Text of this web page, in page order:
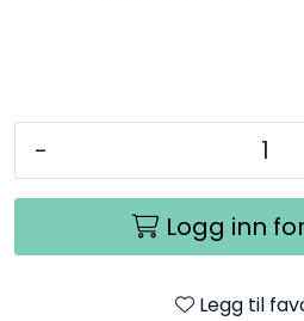
-
Logg inn
Legg til